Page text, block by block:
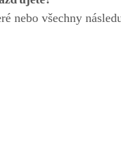
nebo všechny